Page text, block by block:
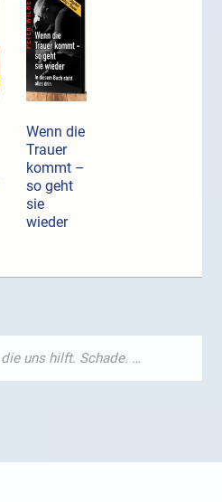
Wenn die
Trauer
kommt –
so geht
sie
wieder